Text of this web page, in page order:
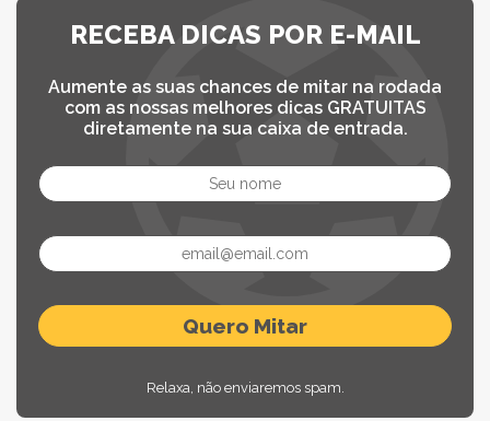
RECEBA DICAS POR E-MAIL
Aumente as suas chances de mitar na rodada
com as nossas melhores dicas GRATUITAS
diretamente na sua caixa de entrada.
Relaxa, não enviaremos spam.